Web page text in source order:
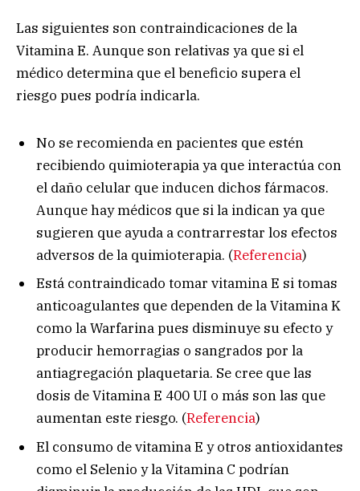
Las siguientes son contraindicaciones de la
Vitamina E. Aunque son relativas ya que si el
médico determina que el beneficio supera el
riesgo pues podría indicarla.
No se recomienda en pacientes que estén
recibiendo quimioterapia ya que interactúa con
el daño celular que inducen dichos fármacos.
Aunque hay médicos que si la indican ya que
sugieren que ayuda a contrarrestar los efectos
adversos de la quimioterapia. (Referencia)
Está contraindicado tomar vitamina E si tomas
anticoagulantes que dependen de la Vitamina K
como la Warfarina pues disminuye su efecto y
producir hemorragias o sangrados por la
antiagregación plaquetaria. Se cree que las
dosis de Vitamina E 400 UI o más son las que
aumentan este riesgo. (Referencia)
El consumo de vitamina E y otros antioxidantes
como el Selenio y la Vitamina C podrían